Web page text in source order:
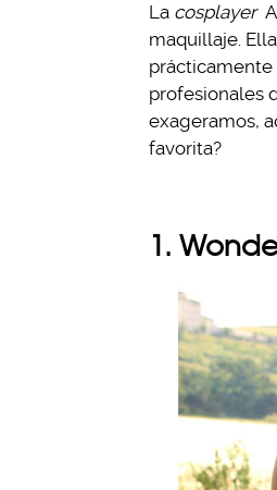
La cosplayer
maquillaje.
prácticamente
profesionales
exageramos,
favorita?
1.